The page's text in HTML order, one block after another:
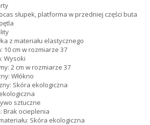
słupek, platforma w przedniej części buta
z materiału elastycznego
10 cm w rozmiarze 37
Wysoki
2 cm w rozmiarze 37
Włókno
Skóra ekologiczna
sztuczne
Brak ocieplenia
Skóra ekologiczna